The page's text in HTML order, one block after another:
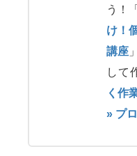
う！「
け！
講座
して
く作
» プ